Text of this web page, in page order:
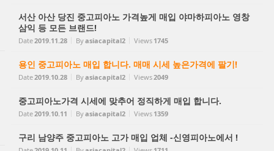
서산 아산 당진 중고피아노 가격높게 매입 야마하피아노 영창
삼익 등 모든 브랜드!
Date2019.11.28 Byasiacapital2 Views 1745
용인 중고피아노 매입 합니다. 매매 시세 높은가격에 팔기!
Date2019.10.28 Byasiacapital2 Views2049
중고피아노가격 시세에 맞추어 정직하게 매입 합니다.
Date2019.10.11 Byasiacapital2 Views 1359
구리 남양주 중고피아노 고가 매입 업체 -신영피아노에서 !